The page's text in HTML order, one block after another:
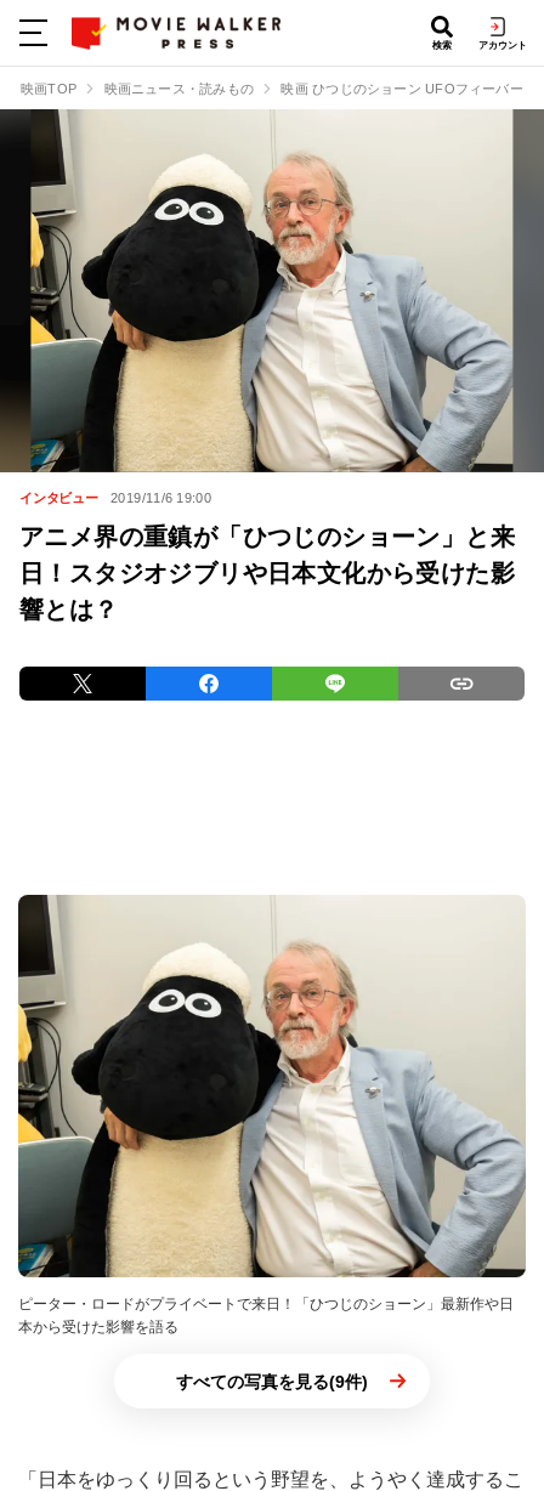
検索 アカウント
映画TOP 映画ニュース・読みもの 映画 ひつじのショーン UFOフィーバー！
インタビュー 2019/11/6 19:00
アニメ界の重鎮が「ひつじのショーン」と来
日！スタジオジブリや日本文化から受けた影
響とは？
ピーター・ロードがプライベートで来日！「ひつじのショーン」最新作や日
本から受けた影響を語る
すべての写真を見る(9件)
「日本をゆっくり回るという野望を、ようやく達成するこ